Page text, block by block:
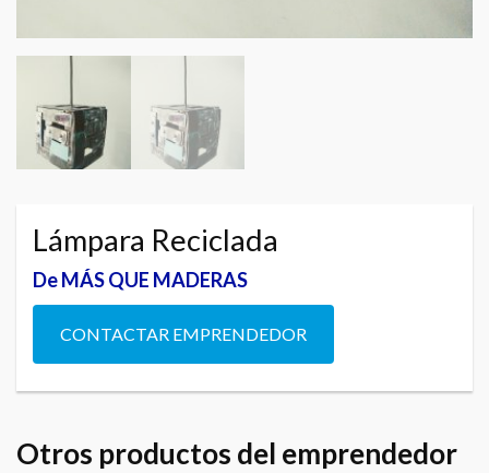
Lámpara Reciclada
De MÁS QUE MADERAS
CONTACTAR EMPRENDEDOR
Otros productos del emprendedor